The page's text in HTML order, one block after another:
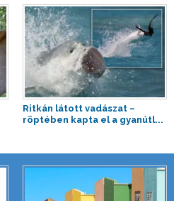
Ritkán látott vadászat –
röptében kapta el a gyanútl...